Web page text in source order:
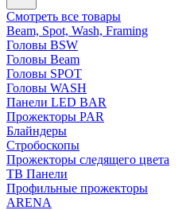
Смотреть все товары
Beam, Spot, Wash, Framing
Головы BSW
Головы Beam
Головы SPOT
Головы WASH
Панели LED BAR
Прожекторы PAR
Блайндеры
Стробоскопы
Прожекторы следящего цвета
ТВ Панели
Профильные прожекторы
ARENA